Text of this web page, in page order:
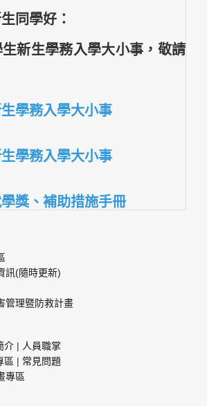
同學好：
新生學務入學大小事，敬請
生學務入學大小事
生學務入學大小事
學獎、補助措施手冊
訊(隨時更新)
管理暨防救計畫
介 | 人員職掌
區 | 常見問題
專區